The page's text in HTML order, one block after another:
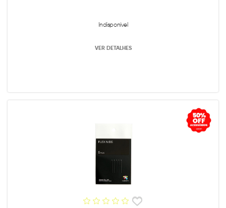
Indisponível
VER DETALHES